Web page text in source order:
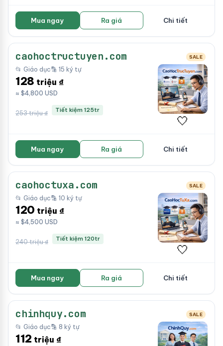
Mua ngay Ra giá Chi tiết
caohoctructuyen.com SALE
📂 Giáo dục🔡 15 ký tự
128 triệu ₫
≈ $4,800 USD
253 triệu ₫ Tiết kiệm 125tr
🤍
Mua ngay Ra giá Chi tiết
caohoctuxa.com SALE
📂 Giáo dục🔡 10 ký tự
120 triệu ₫
≈ $4,500 USD
240 triệu ₫ Tiết kiệm 120tr
🤍
Mua ngay Ra giá Chi tiết
chinhquy.com SALE
📂 Giáo dục🔡 8 ký tự
112 triệu ₫